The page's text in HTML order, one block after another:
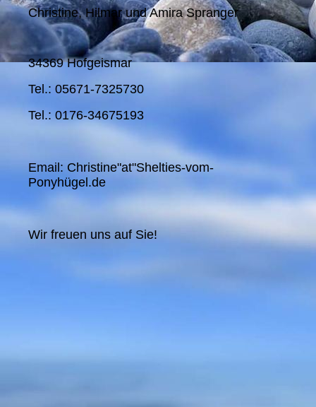
Christine, Hilmar und Amira Spranger
34369 Hofgeismar
Tel.: 05671-7325730
Tel.: 0176-34675193
Email: Christine"at"Shelties-vom-
Ponyhügel.de
Wir freuen uns auf Sie!